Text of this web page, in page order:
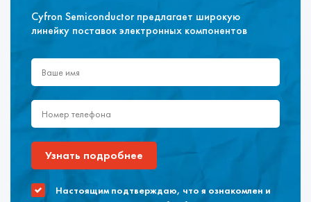
Cyfron Semiconductor предлагает широкую
линейку поставок электронных компонентов
Узнать подробнее
Настоящим подтверждаю, что я ознакомлен и